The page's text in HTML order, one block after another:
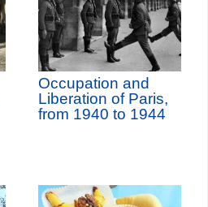
Occupation and
Liberation of Paris,
from 1940 to 1944